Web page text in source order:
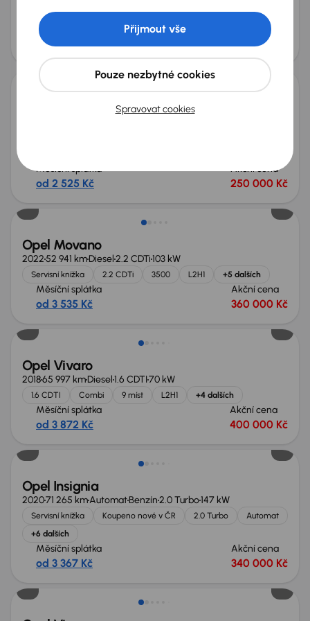
4x4
+8 dalších
Měsíční splátka
od 1 936 Kč
Akční cena
190 000 Kč
Měsíční splátka
od 2 525 Kč
Akční cena
250 000 Kč
Možnost odpočtu DPH
Opel Movano
202252 941 kmDiesel2.2 CDTi103 kW
Servisní knížka 2.2 CDTi 3500 L2H1 +5 dalších
Měsíční splátka
od 3 535 Kč
Akční cena
360 000 Kč
Možnost odpočtu DPH
Opel Vivaro
201865 997 kmDiesel1.6 CDTI70 kW
1.6 CDTI Combi 9 míst L2H1 +4 dalších
Měsíční splátka
od 3 872 Kč
Akční cena
400 000 Kč
Opel Insignia
202071 265 kmAutomatBenzín2.0 Turbo147 kW
Servisní knížka Koupeno nové v ČR 2.0 Turbo
Automat
+6 dalších
Měsíční splátka
od 3 367 Kč
Akční cena
340 000 Kč
Zlevněno o 40 000 Kč
Spravovat cookies
Pouze nezbytné cookies
Přijmout vše